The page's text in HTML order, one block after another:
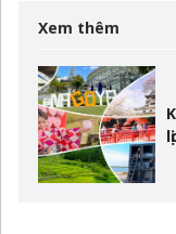
Xem thêm